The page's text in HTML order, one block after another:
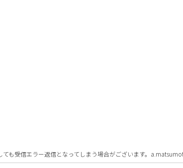
も受信エラー返信となってしまう場合がございます。